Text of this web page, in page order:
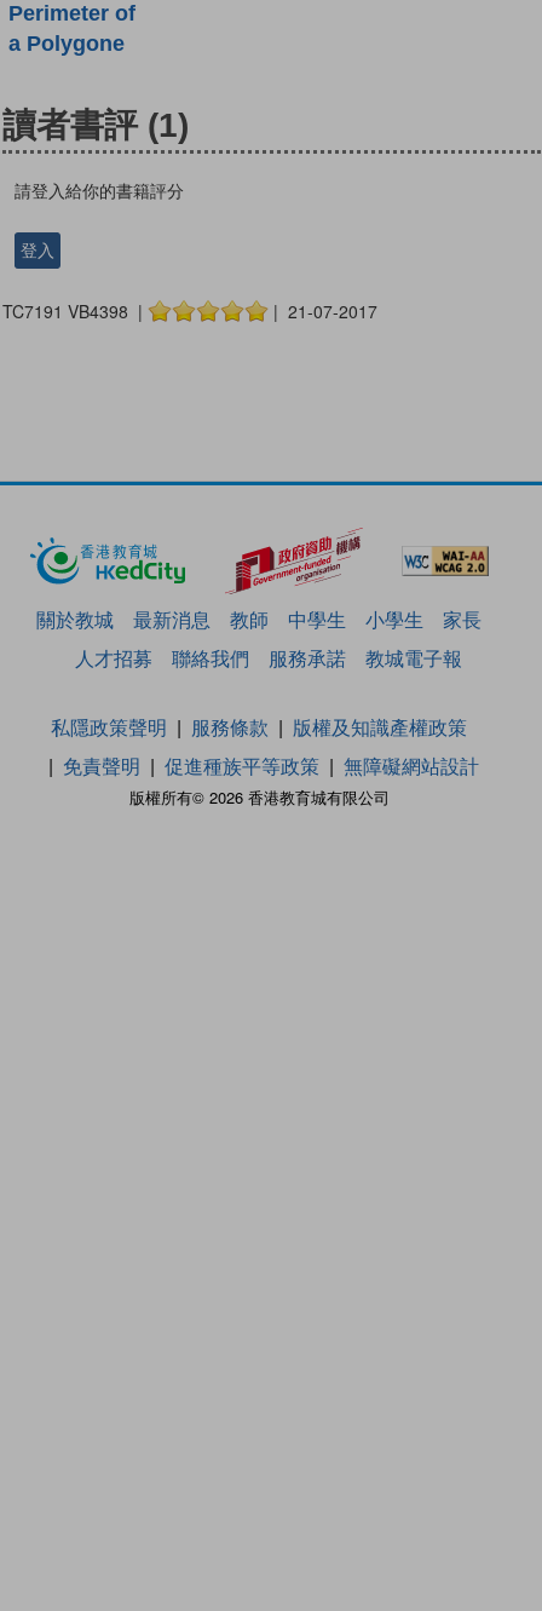
Perimeter of
a Polygone
讀者書評 (1)
請登入給你的書籍評分
登入
TC7191 VB4398 | | 21-07-2017
關於教城 最新消息 教師 中學生 小學生
家長
人才招募
聯絡我們 服務承諾 教城電子報
版權所有© 2026 香港教育城有限公司
私隱政策聲明 服務條款
版權及知識產權政策
免責聲明
促進種族平等政策 無障礙網站設計